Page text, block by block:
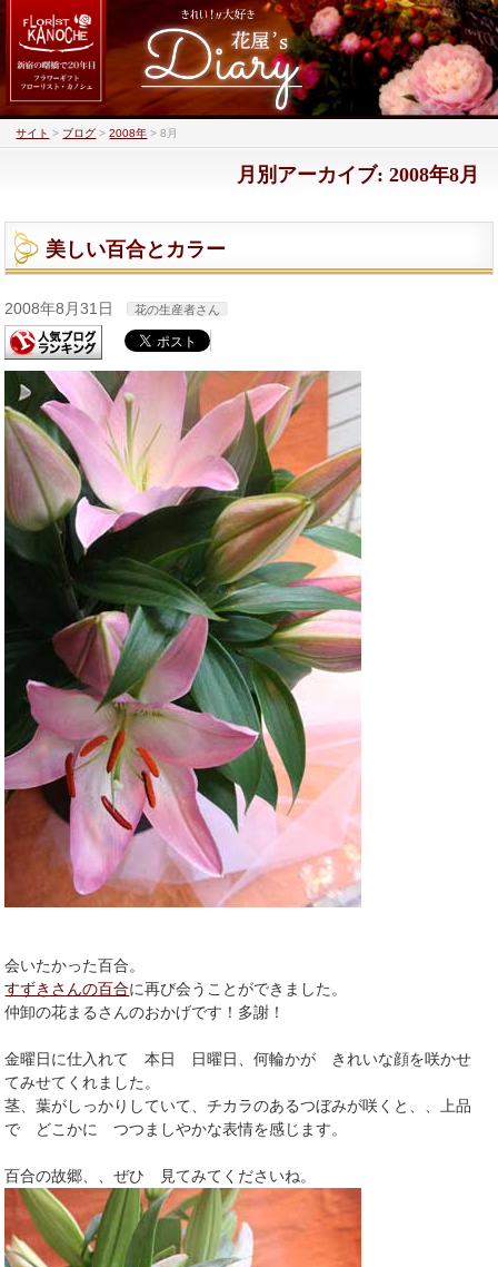
サイト > ブログ >2008年 >8月
月別アーカイブ: 2008年8月
美しい百合とカラー
2008年8月31日 花の生産者さん
会いたかった百合。
すずきさんの百合に再び会うことができました。
仲卸の花まるさんのおかげです！多謝！
金曜日に仕入れて 本日 日曜日、何輪かが きれいな顔を咲かせ
てみせてくれました。
茎、葉がしっかりしていて、チカラのあるつぼみが咲くと、、上品
で どこかに つつましやかな表情を感じます。
百合の故郷、、ぜひ 見てみてくださいね。